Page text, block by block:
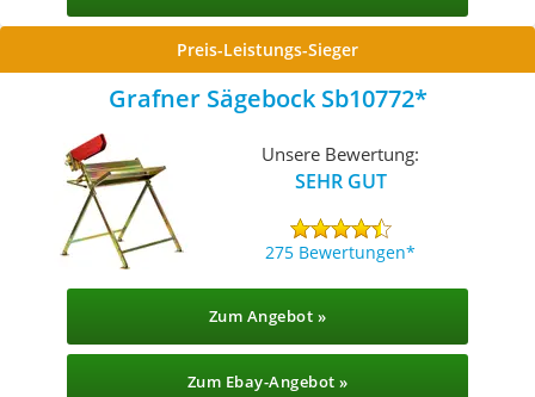
Preis-Leistungs-Sieger
Grafner Sägebock ‎Sb10772
Unsere Bewertung:
SEHR GUT
275 Bewertungen
Zum Angebot »
Zum Ebay-Angebot »